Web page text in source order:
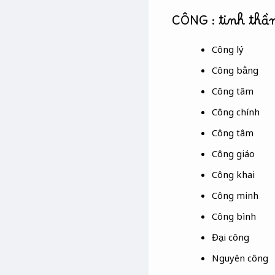
CÔNG : tinh
Công lý
Công bằng
Công tâm
Công chính
Công tâm
Công giáo
Công khai
Công minh
Công bình
Đại công
Nguyên công